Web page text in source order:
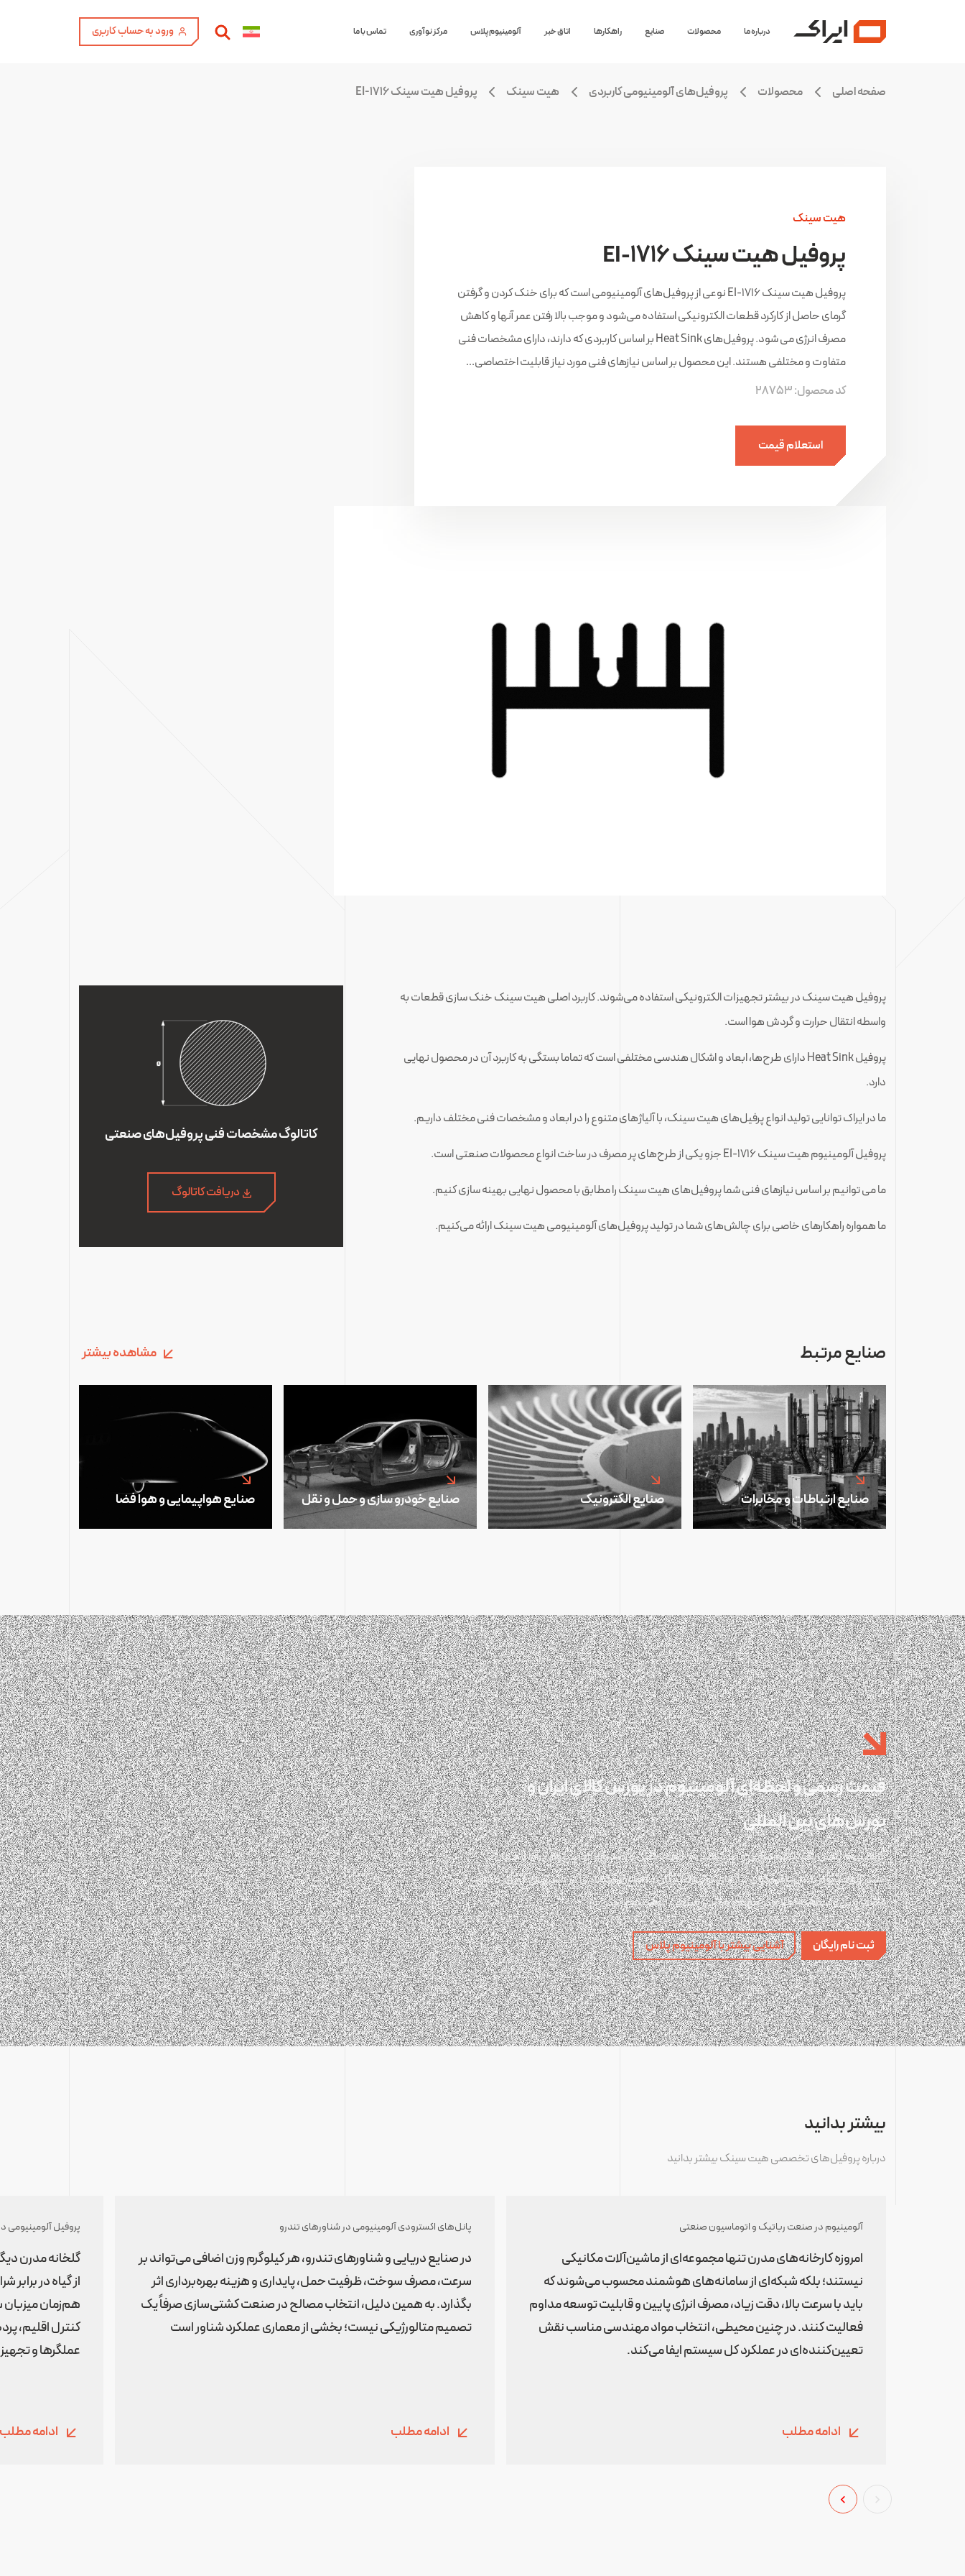
درباره ما محصولات صنایع راهکارها اتاق خبر آلومینیوم پلاس مرکز نوآوری تماس با ما ورود به حساب کاربری
صفحه اصلی محصولات پروفیل‌های آلومینیومی کاربردی هیت سینک پروفیل هیت سینک EI-1716
هیت سینک
پروفیل هیت سینک EI-1716
پروفیل هیت سینک EI-1716 نوعی از پروفیل‌های آلومینیومی است که برای خنک کردن و گرفتن
گرمای حاصل از کارکرد قطعات الکترونیکی استفاده می‌شود و موجب بالا رفتن عمر آنها و کاهش
مصرف انرژی می شود. پروفیل‌های Heat Sink بر اساس کاربردی که دارند، دارای مشخصات فنی
متفاوت و مختلفی هستند. این محصول بر اساس نیازهای فنی مورد نیاز قابلیت اختصاصی…
کد محصول:28753
استعلام قیمت
پروفیل هیت سینک در بیشتر تجهیزات الکترونیکی استفاده می‌شوند. کاربرد اصلی هیت سینک خنک سازی قطعات به
واسطه انتقال حرارت و گردش هوا است.
پروفیل‌ Heat Sink دارای طرح‌ها، ابعاد و اشکال هندسی مختلفی است که تماما بستگی به کاربرد آن در محصول نهایی
دارد.
ما در ایراک توانایی تولید انواع پرفیل‌های هیت سینک، با آلیاژهای متنوع را در ابعاد و مشخصات فنی مختلف داریم.
پروفیل آلومینیوم هیت سینک EI-1716 جزو یکی از طرح‌های پر مصرف در ساخت انواع محصولات صنعتی است.
ما می توانیم بر اساس نیازهای فنی شما پروفیل‌های هیت سینک را مطابق با محصول نهایی بهینه سازی کنیم.
ما همواره راهکارهای خاصی برای چالش‌های شما در تولید پروفیل‌های آلومینیومی هیت سینک ارائه می‌کنیم.
کاتالوگ مشخصات فنی پروفیل‌های صنعتی
دریافت کاتالوگ
صنایع مرتبط مشاهده بیشتر
صنایع ارتباطات و مخابرات صنایع الکترونیک صنایع خودرو سازی و حمل و نقل صنایع هواپیمایی و هوا فضا
قیمت رسمی و لحظه‌ای آلومینیوم در بورس کالای ایران و
بورس‌های بین المللی
آلومینیوم پلاس یک پلتفرم آنلاین و هوشمند در حوزه تحلیل و رصد بازار آلومینیوم ایران و جهان
است. آلومینیوم پلاس پاسخگوی نیازهای تولیدکنندگان و فعالان اقتصادی در دسترسی فوری، دقیق،
شفاف و بی واسطه به اطلاعات مهم و موثر بر صنعت آلومینیوم است.
ثبت نام رایگان آشنایی بیشتر با آلومینیوم پلاس
بیشتر بدانید
درباره پروفیل‌های تخصصی هیت سینک بیشتر بدانید
آلومینیوم در صنعت رباتیک و اتوماسیون صنعتی
امروزه کارخانه‌های مدرن تنها مجموعه‌ای از ماشین‌آلات مکانیکی
نیستند؛ بلکه شبکه‌ای از سامانه‌های هوشمند محسوب می‌شوند که
باید با سرعت بالا، دقت زیاد، مصرف انرژی پایین و قابلیت توسعه مداوم
فعالیت کنند. در چنین محیطی، انتخاب مواد مهندسی مناسب نقش
تعیین‌کننده‌ای در عملکرد کل سیستم ایفا می‌کند.
ادامه مطلب
پانل‌های اکسترودی آلومینیومی در شناورهای تندرو
در صنایع دریایی و شناورهای تندرو، هر کیلوگرم وزن اضافی می‌تواند بر
سرعت، مصرف سوخت، ظرفیت حمل، پایداری و هزینه بهره‌برداری اثر
بگذارد. به همین دلیل، انتخاب مصالح در صنعت کشتی‌سازی صرفاً یک
تصمیم متالورژیکی نیست؛ بخشی از معماری عملکرد شناور است
ادامه مطلب
پروفیل
گلخانه مدرن
از گیاه در
هم‌زمان میزبان
کنترل اقلیم،
عملگرها و
ادامه مطلب